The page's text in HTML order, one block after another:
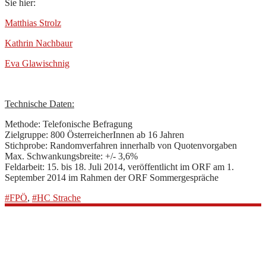
Sie hier:
Matthias Strolz
Kathrin Nachbaur
Eva Glawischnig
Technische Daten:
Methode: Telefonische Befragung
Zielgruppe: 800 ÖsterreicherInnen ab 16 Jahren
Stichprobe: Randomverfahren innerhalb von Quotenvorgaben
Max. Schwankungsbreite: +/- 3,6%
Feldarbeit: 15. bis 18. Juli 2014, veröffentlicht im ORF am 1.
September 2014 im Rahmen der ORF Sommergespräche
#FPÖ, #HC Strache